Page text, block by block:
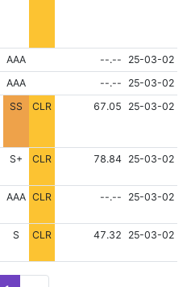
AAA NONE--.--
25-03-02
AAA NONE--.--
25-03-02
SS CLR NONE
67.05 25-03-02
S+ CLR NONE
78.84 25-03-02
AAA CLR NONE--.-- 25-03-02
S CLR NONE
47.32 25-03-02